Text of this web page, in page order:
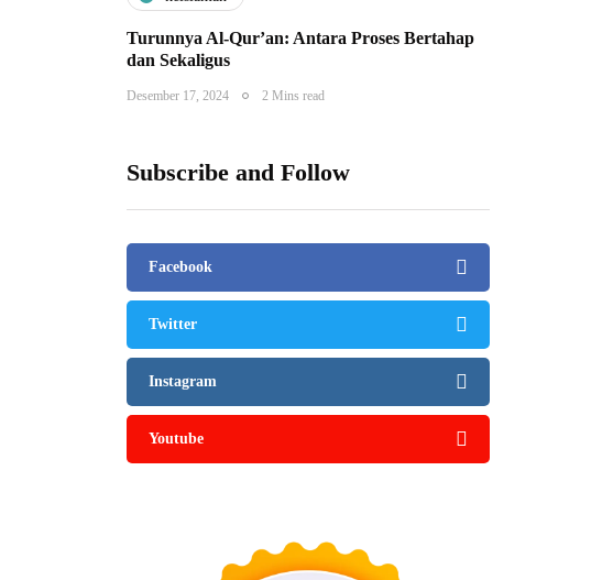
Turunnya Al-Qur’an: Antara Proses Bertahap
dan Sekaligus
Desember 17, 2024 2 Mins read
Subscribe and Follow
Facebook
Twitter
Instagram
Youtube